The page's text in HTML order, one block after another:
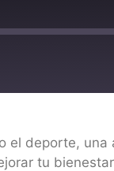
el deporte,
tu